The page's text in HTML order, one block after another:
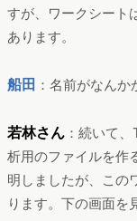
すが、ワークシート
あります。
船田 ：名前がなんか
若林さん ：続いて
析用のファイルを作
明しましたが、この
ります。下の画面を